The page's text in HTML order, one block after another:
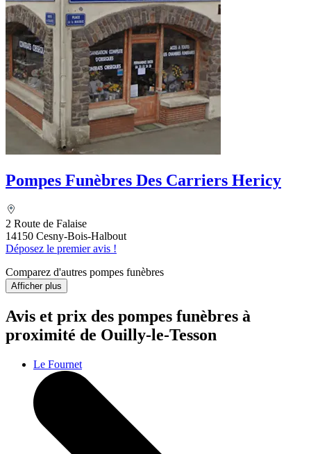
Pompes Funèbres Des Carriers Hericy
2 Route de Falaise
14150 Cesny-Bois-Halbout
Déposez le premier avis !
Comparez d'autres pompes funèbres
Afficher plus
Avis et prix des pompes funèbres à
proximité de Ouilly-le-Tesson
Le Fournet